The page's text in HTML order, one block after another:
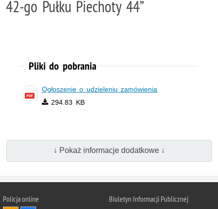
42-go Pułku Piechoty 44”
Pliki do pobrania
Ogłoszenie o udzieleniu zamówienia
294.83 KB
↓ Pokaż informacje dodatkowe ↓
Policja online Biuletyn Informacji Publicznej